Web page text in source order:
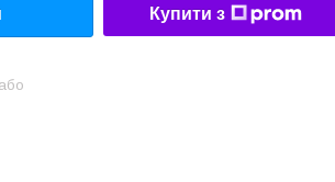
Купити з